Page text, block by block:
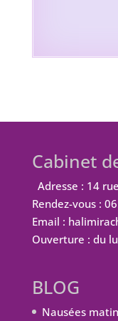
Cabinet
Adresse : 14
Rendez-vous :
Email :
Ouverture : du
BLOG
Nausées